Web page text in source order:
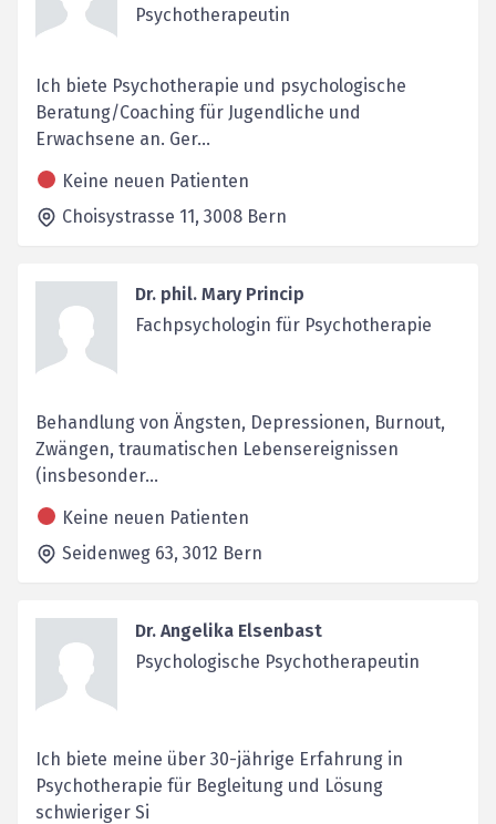
Psychotherapeutin
Ich biete Psychotherapie und psychologische
Beratung/Coaching für Jugendliche und
Erwachsene an. Ger...
Keine neuen Patienten
Choisystrasse 11, 3008 Bern
Dr. phil. Mary Princip
Fachpsychologin für Psychotherapie
Behandlung von Ängsten, Depressionen, Burnout,
Zwängen, traumatischen Lebensereignissen
(insbesonder...
Keine neuen Patienten
Seidenweg 63, 3012 Bern
Dr. Angelika Elsenbast
Psychologische Psychotherapeutin
Ich biete meine über 30-jährige Erfahrung in
Psychotherapie für Begleitung und Lösung
schwieriger Si